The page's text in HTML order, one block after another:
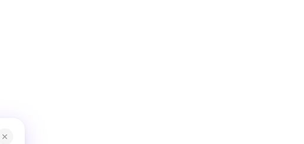
✕